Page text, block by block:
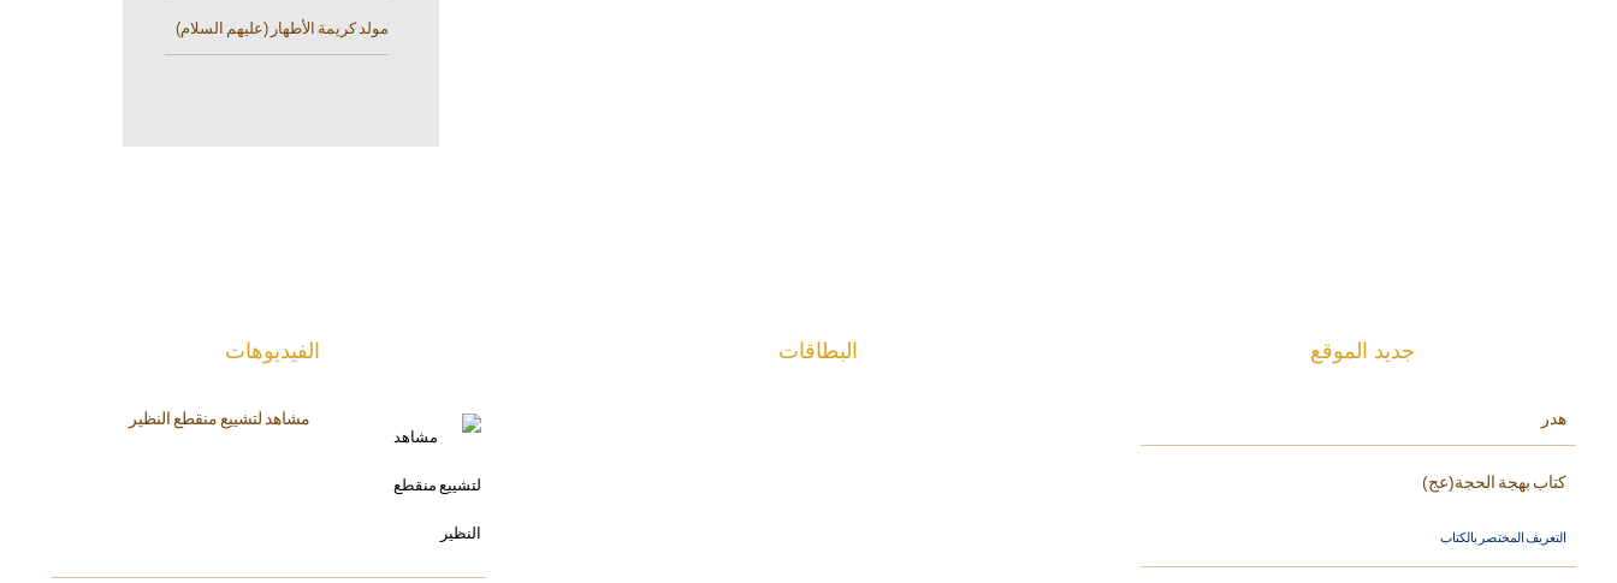
مولد كريمة الأطهار (عليهم السلام)
الفیدیوهات
مشاهد لتشييع منقطع النظير
البطاقات جديد الموقع
هدر
كتاب بهجة الحجة(عج)
التعريف المختصر بالكتاب